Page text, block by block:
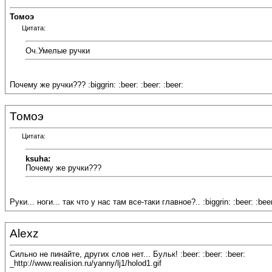
Томоэ
Цитата:
Оч.Умелые ручки
Почему же ручки??? :biggrin: :beer: :beer: :beer:
Томоэ
Цитата:
ksuha:
Почему же ручки???
Руки... ноги... так что у нас там все-таки главное?.. :biggrin: :beer:
Alexz
Сильно не пинайте, других слов нет... Бульк! :beer: :beer: :beer:
_http://www.realision.ru/yanny/lj1/holod1.gif